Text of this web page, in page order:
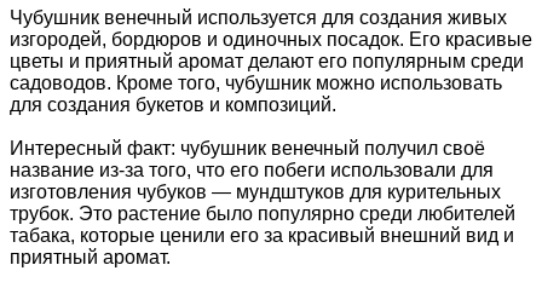
Чубушник венечный используется для создания живых
изгородей, бордюров и одиночных посадок. Его красивые
цветы и приятный аромат делают его популярным среди
садоводов. Кроме того, чубушник можно использовать
для создания букетов и композиций.
Интересный факт: чубушник венечный получил своё
название из-за того, что его побеги использовали для
изготовления чубуков — мундштуков для курительных
трубок. Это растение было популярно среди любителей
табака, которые ценили его за красивый внешний вид и
приятный аромат.